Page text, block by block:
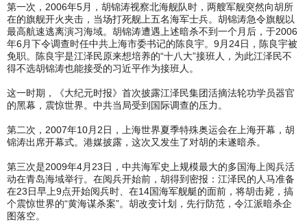
第一次，2006年5月，胡锦涛视察北海舰队时，两艘军舰突然向胡所
在的旗舰开火夹击，当场打死舰上五名海军士兵。胡锦涛急令旗舰以
最高航速逃离演习海域。胡锦涛遭遇上述暗杀不到一个月后，于2006
年6月下令调查时任中共上海市委书记的陈良宇。9月24日，陈良宇被
免职。陈良宇是江泽民原来想培养的“十八大”接班人，为此江泽民不
得不选胡锦涛也能接受的习近平作为接班人。
这一时期，《大纪元时报》首次披露江泽民集团活摘法轮功学员器官
的黑幕，震惊世界。中共当局受到国际调查的压力。
第二次，2007年10月2日，上海世界夏季特殊奥运会在上海开幕，胡
锦涛出席开幕式。港媒披露，这次又发生了对胡的未遂暗杀。
第三次是2009年4月23日，中共海军史上规模最大的多国海上阅兵活
动在青岛海域举行。在阅兵开始前，胡得到密报：江泽民的人马准备
在23日早上9点开始阅兵时、在14国海军舰艇的面前，将胡击毙，搞
个震惊世界的“黄海谋杀案”。胡改变计划，先行防范，令江派暗杀企
图落空。